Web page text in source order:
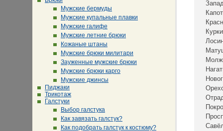
Мужские бермуды
Мужские купальные плавки
Мужские галифе
Мужские летние брюки
Кожаные штаны
Мужские брюки милитари
Зауженные мужские брюки
Мужские брюки карго
Мужские джинсы
Пиджаки
Трикотаж
Галстуки
Выбор галстука
Как завязать галстук?
Как подобрать галстук к костюму?